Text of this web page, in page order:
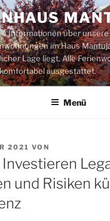
Informationen über
im Haus
Lage liegt. Alle
ausgestattet.
Menü
2021 VON
und Risiken